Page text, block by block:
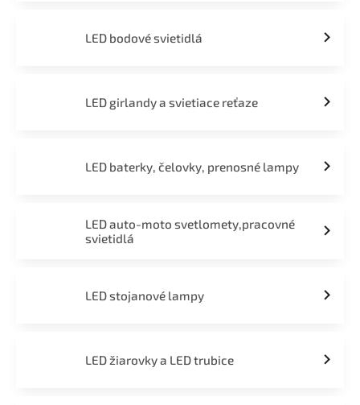
LED bodové svietidlá
LED girlandy a svietiace reťaze
LED baterky, čelovky, prenosné lampy
LED auto-moto svetlomety,pracovné
svietidlá
LED stojanové lampy
LED žiarovky a LED trubice